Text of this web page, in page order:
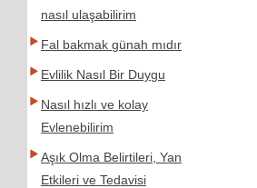
nasıl ulaşabilirim
Fal bakmak günah mıdır
Evlilik Nasıl Bir Duygu
Nasıl hızlı ve kolay
Evlenebilirim
Aşık Olma Belirtileri, Yan
Etkileri ve Tedavisi